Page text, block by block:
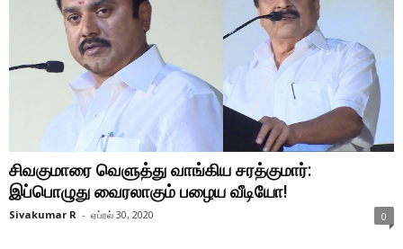
சிவகுமாரை வெளுத்து வாங்கிய சரத்குமார்:
இப்பொழுது வைரலாகும் பழைய வீடியோ!
Sivakumar R - ஏப்ரல் 30, 2020 0